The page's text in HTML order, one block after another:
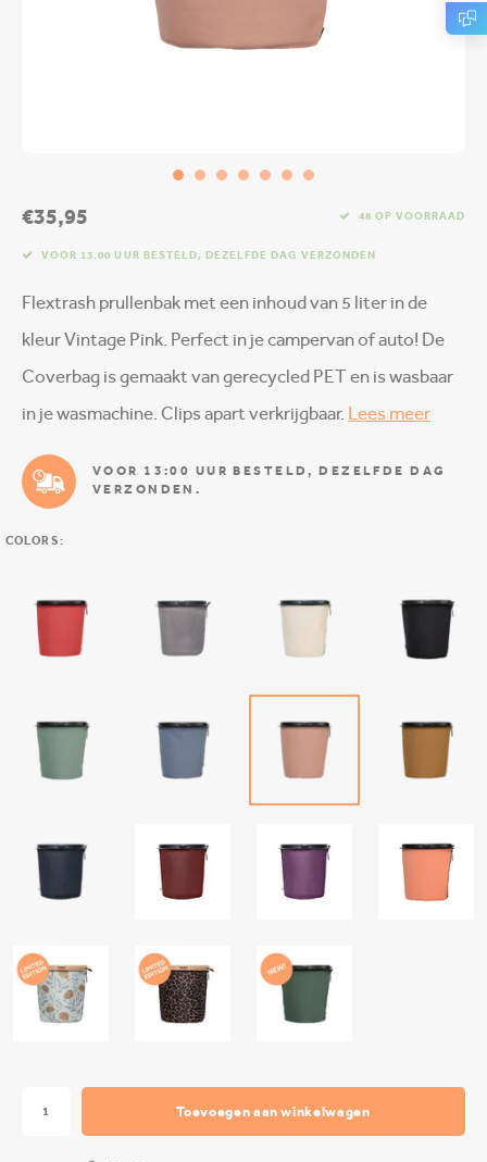
€35,95 48 OP VOORRAAD
VOOR 13.00 UUR BESTELD, DEZELFDE DAG VERZONDEN
Flextrash prullenbak met een inhoud van 5 liter in de
kleur Vintage Pink. Perfect in je campervan of auto! De
Coverbag is gemaakt van gerecycled PET en is wasbaar
in je wasmachine. Clips apart verkrijgbaar. Lees meer
VOOR 13:00 UUR BESTELD, DEZELFDE DAG
VERZONDEN.
COLORS:
Toevoegen aan winkelwagen